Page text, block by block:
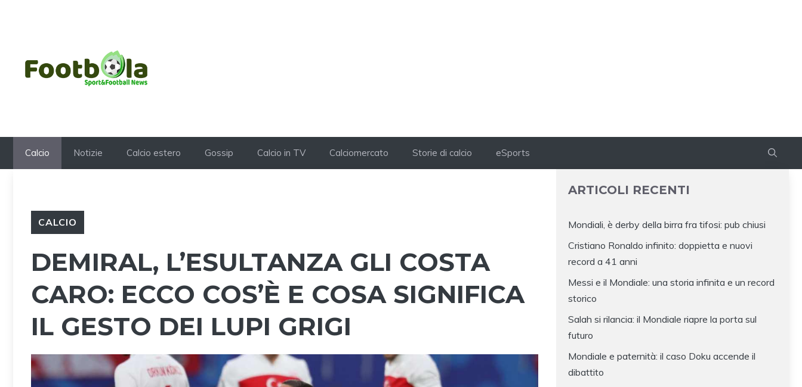
Calcio Notizie Calcio estero Gossip Calcio in TV Calciomercato Storie di calcio eSports
CALCIO
DEMIRAL, L’ESULTANZA GLI COSTA
CARO: ECCO COS’È E COSA SIGNIFICA
IL GESTO DEI LUPI GRIGI
ARTICOLI RECENTI
Mondiali, è derby della birra fra tifosi: pub chiusi
Cristiano Ronaldo infinito: doppietta e nuovi
record a 41 anni
Messi e il Mondiale: una storia infinita e un record
storico
Salah si rilancia: il Mondiale riapre la porta sul
futuro
Mondiale e paternità: il caso Doku accende il
dibattito